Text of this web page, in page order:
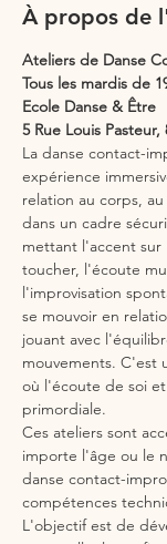
À propos de
Ateliers de Danse
Tous les mardis de
Ecole Danse & Être
5 Rue Louis
La danse contact-
expérience
relation au corps,
dans un cadre
mettant l'accent sur
toucher, l'écoute
l'improvisation
se mouvoir en
jouant avec
mouvements. C'est
où l'écoute de soi
primordiale.
Ces ateliers sont
importe l'âge ou le
danse contact-
compétences
L'objectif est de